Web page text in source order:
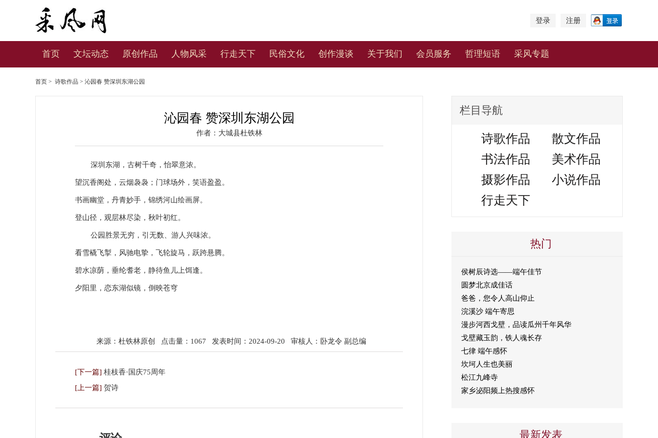
注册
登录
首页 文坛动态 原创作品 人物风采 行走天下 民俗文化 创作漫谈 关于我们 会员服务 哲理短语 采风专题
首页 > 诗歌作品 > 沁园春 赞深圳东湖公园
沁园春 赞深圳东湖公园
作者： 大城县杜铁林
深圳东湖，古树千奇，怡翠意浓。
望沉香阁处，云烟袅袅；门球场外，笑语盈盈。
书画幽堂，丹青妙手，锦绣河山绘画屏。
登山径，观层林尽染，秋叶初红。
公园胜景无穷，引无数、游人兴味浓。
看雪橇飞掣，风驰电挚，飞轮旋马，跃跨悬腾。
碧水凉荫，垂纶耆老，静待鱼儿上饵逢。
夕阳里，恋东湖似镜，倒映苍穹
来源：杜铁林原创 点击量：1067 发表时间：2024-09-20 审核人：卧龙令 副总编
[下一篇] 桂枝香·国庆75周年
[上一篇] 贺诗
栏目导航
诗歌作品
散文作品
书法作品
美术作品
摄影作品
小说作品
行走天下
热门
侯树辰诗选——端午佳节
圆梦北京成佳话
爸爸，您令人高山仰止
浣溪沙 端午寄思
漫步河西戈壁，品读瓜州千年风华
戈壁藏玉韵，铁人魂长存
七律 端午感怀
坎坷人生也美丽
松江九峰寺
家乡泌阳频上热搜感怀
最新发表